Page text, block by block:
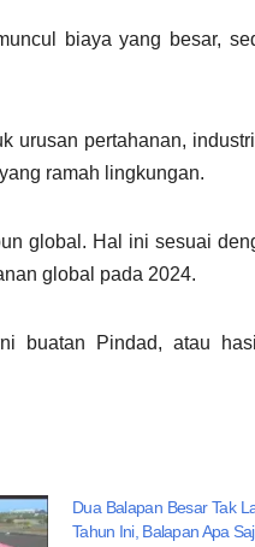
biaya yang besar,
urusan pertahanan,
ramah lingkungan.
global. Hal ini sesuai
global pada 2024.
buatan Pindad, atau
Dua Balapan Besar Tak
Tahun Ini, Balapan Apa